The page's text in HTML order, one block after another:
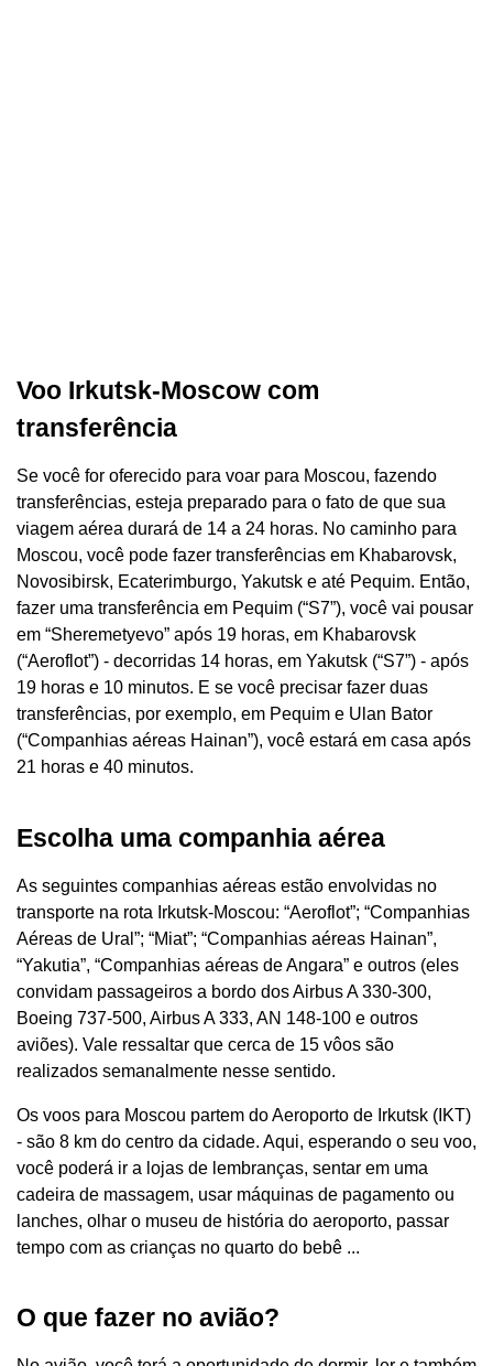
Voo Irkutsk-Moscow com
transferência
Se você for oferecido para voar para Moscou, fazendo
transferências, esteja preparado para o fato de que sua
viagem aérea durará de 14 a 24 horas. No caminho para
Moscou, você pode fazer transferências em Khabarovsk,
Novosibirsk, Ecaterimburgo, Yakutsk e até Pequim. Então,
fazer uma transferência em Pequim (“S7”), você vai pousar
em “Sheremetyevo” após 19 horas, em Khabarovsk
(“Aeroflot”) - decorridas 14 horas, em Yakutsk (“S7”) - após
19 horas e 10 minutos. E se você precisar fazer duas
transferências, por exemplo, em Pequim e Ulan Bator
(“Companhias aéreas Hainan”), você estará em casa após
21 horas e 40 minutos.
Escolha uma companhia aérea
As seguintes companhias aéreas estão envolvidas no
transporte na rota Irkutsk-Moscou: “Aeroflot”; “Companhias
Aéreas de Ural”; “Miat”; “Companhias aéreas Hainan”,
“Yakutia”, “Companhias aéreas de Angara” e outros (eles
convidam passageiros a bordo dos Airbus A 330-300,
Boeing 737-500, Airbus A 333, AN 148-100 e outros
aviões). Vale ressaltar que cerca de 15 vôos são
realizados semanalmente nesse sentido.
Os voos para Moscou partem do Aeroporto de Irkutsk (IKT)
- são 8 km do centro da cidade. Aqui, esperando o seu voo,
você poderá ir a lojas de lembranças, sentar em uma
cadeira de massagem, usar máquinas de pagamento ou
lanches, olhar o museu de história do aeroporto, passar
tempo com as crianças no quarto do bebê ...
O que fazer no avião?